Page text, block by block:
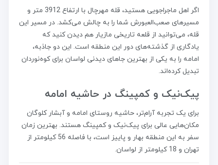
اگر اهل ماجراجویی هستید، قله مهرچال با ارتفاع 3912 متر و
مسیرهای صعب‌العبورش شما را به چالش می‌کشد. در مسیر این
قله، می‌توانید از قلعه تاریخی مازیار هم دیدن کنید که
یادگاری از گذشته‌های دور این منطقه است. این دو جاذبه،
امامه را به یکی از بهترین جاهای دیدنی لواسان برای کوه‌نوردان
تبدیل کرده‌اند.
پیک‌نیک و کمپینگ در حاشیه امامه
برای یک تجربه آرام‌تر، حاشیه روستای امامه و آبشار کلوگان
مکان‌هایی عالی برای پیک‌نیک و کمپینگ هستند. بهترین زمان
سفر به این منطقه بهار و پاییز است، با فاصله 56 کیلومتر از
تهران و 18 کیلومتر از لواسان.